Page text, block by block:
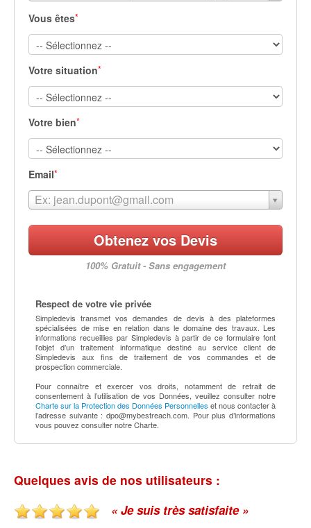
Vous êtes*
Votre situation*
Votre bien*
Email*
Ex: jean.dupont@gmail.com
Obtenez vos Devis
100% Gratuit - Sans engagement
Respect de votre vie privée
Simpledevis transmet vos demandes de devis à des plateformes
spécialisées de mise en relation dans le domaine des travaux. Les
informations recueillies par Simpledevis à partir de ce formulaire font
l’objet d’un traitement informatique destiné au service client de
Simpledevis aux fins de traitement de vos commandes et de
prospection commerciale.
Pour connaître et exercer vos droits, notamment de retrait de
consentement à l’utilisation de vos Données, veuillez consulter notre
Charte sur la Protection des Données Personnelles et nous contacter à
l’adresse suivante : dpo@mybestreach.com. Pour plus d’informations
vous pouvez consulter notre Charte.
Quelques avis de nos utilisateurs :
« Je suis très satisfaite »